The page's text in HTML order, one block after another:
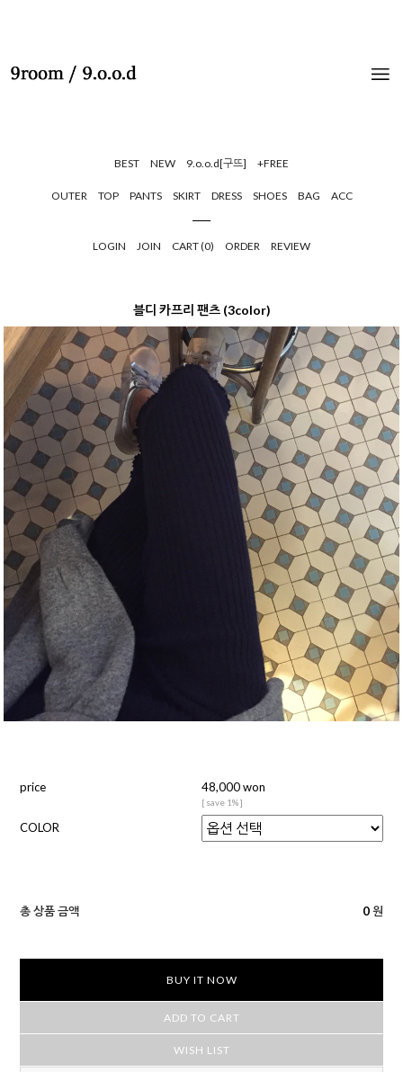
BEST NEW 9.o.o.d[구뜨] +FREE
OUTER TOP PANTS SKIRT DRESS SHOES BAG ACC
LOGIN JOIN CART (0) ORDER REVIEW
블디 카프리 팬츠 (3color)
price 48,000 won
[ save 1% ]
COLOR
총 상품 금액 0 원
BUY IT NOW
ADD TO CART
WISH LIST